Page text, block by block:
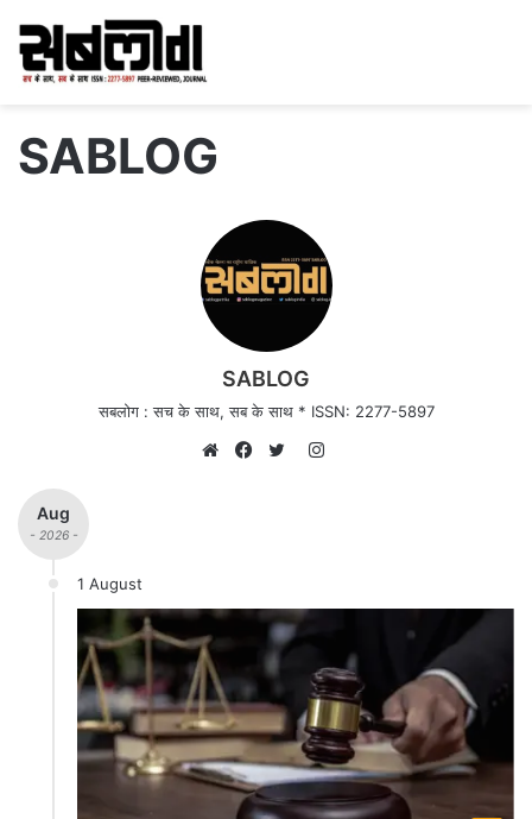
SABLOG
SABLOG
सबलोग : सच के साथ, सब के साथ * ISSN: 2277-5897
Instagram
Aug
- 2026 -
1 August